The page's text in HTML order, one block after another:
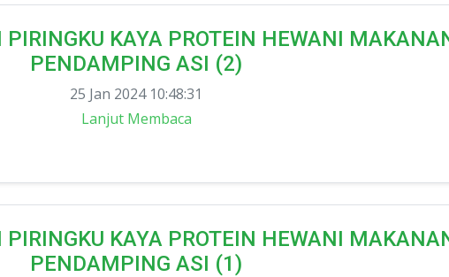
KAYA PROTEIN HEWANI
PENDAMPING ASI (2)
25 Jan 2024 10:48:31
Lanjut Membaca
KAYA PROTEIN HEWANI
PENDAMPING ASI (1)